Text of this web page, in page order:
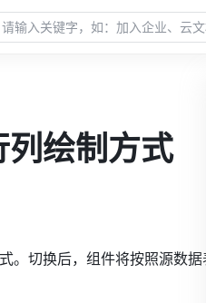
绘制方式
。切换后，组件将按照源数据